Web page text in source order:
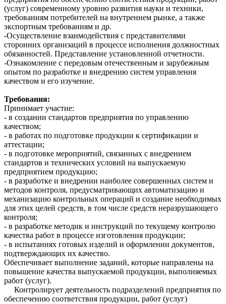
(услуг) современному уровню развития науки и техники,
требованиям потребителей на внутреннем рынке, а также
экспортным требованиям и др.
-Осуществление взаимодействия с представителями
сторонних организаций в процессе исполнения должностных
обязанностей. Представление установленной отчетности.
-Ознакомление с передовым отечественным и зарубежным
опытом по разработке и внедрению систем управления
качеством и его изучение.
Требования:
Принимает участие:
- в создании стандартов предприятия по управлению
качеством;
- в работах по подготовке продукции к сертификации и
аттестации;
- в подготовке мероприятий, связанных с внедрением
стандартов и технических условий на выпускаемую
предприятием продукцию;
- в разработке и внедрении наиболее совершенных систем и
методов контроля, предусматривающих автоматизацию и
механизацию контрольных операций и создание необходимых
для этих целей средств, в том числе средств неразрушающего
контроля;
- в разработке методик и инструкций по текущему контролю
качества работ в процессе изготовления продукции;
- в испытаниях готовых изделий и оформлении документов,
подтверждающих их качество.
Обеспечивает выполнение заданий, которые направлены на
повышение качества выпускаемой продукции, выполняемых
работ (услуг).
Контролирует деятельность подразделений предприятия по
обеспечению соответствия продукции, работ (услуг)